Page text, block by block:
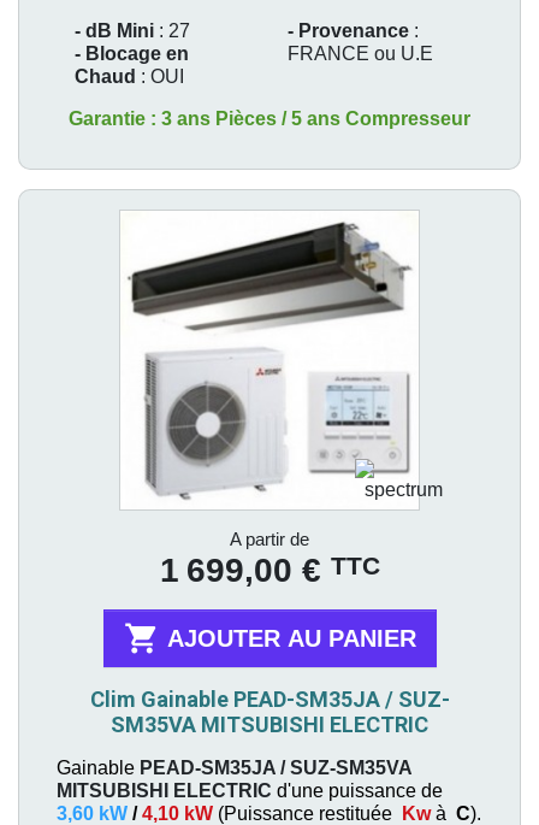
- dB Mini : 27
- Blocage en
Chaud : OUI
- Provenance :
FRANCE ou U.E
Garantie : 3 ans Pièces / 5 ans Compresseur
A partir de
1 699,00 € TTC
 AJOUTER AU PANIER
Clim Gainable PEAD-SM35JA / SUZ-
SM35VA MITSUBISHI ELECTRIC
Gainable PEAD-SM35JA / SUZ-SM35VA
MITSUBISHI ELECTRIC d'une puissance de
3,60 kW /4,10 kW (Puissance restituée Kwà C).